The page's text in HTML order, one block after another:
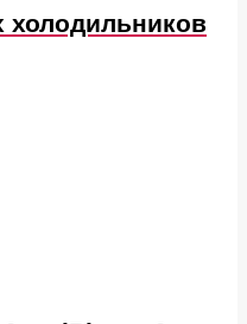
холодильников